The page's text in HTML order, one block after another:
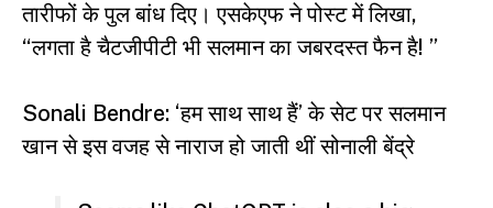
तारीफों के पुल बांध दिए। एसकेएफ ने पोस्ट में लिखा,
“लगता है चैटजीपीटी भी सलमान का जबरदस्त फैन है! ”
Sonali Bendre: ‘हम साथ साथ हैं’ के सेट पर सलमान
खान से इस वजह से नाराज हो जाती थीं सोनाली बेंद्रे